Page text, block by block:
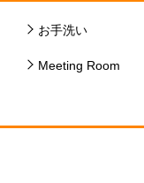
お手洗い
Meeting Room